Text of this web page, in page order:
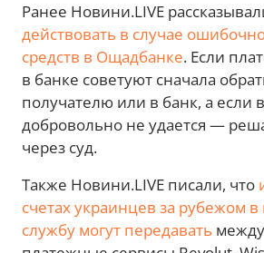
Ранее Новини.LIVE
действовать в случае
средств в Ощадбанке. Если
в банке советуют сначала
получателю или в банк, а если
добровольно не удается —
через суд.
Также Новини.LIVE писали, что
счетах украинцев за рубежом
службу могут передавать